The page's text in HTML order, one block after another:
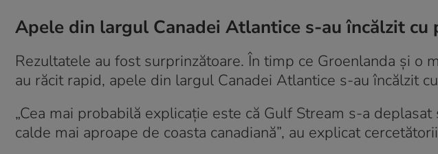
Apele din largul Canadei Atlantice s-au încălzit cu
Rezultatele au fost surprinzătoare. În timp ce Groenlanda și o
au răcit rapid, apele din largul Canadei Atlantice s-au încălzit cu
„Cea mai probabilă explicație este că Gulf Stream s-a
calde mai aproape de coasta canadiană”, au explicat